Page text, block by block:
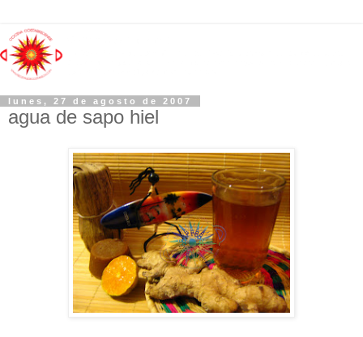
lunes, 27 de agosto de 2007
agua de sapo hiel